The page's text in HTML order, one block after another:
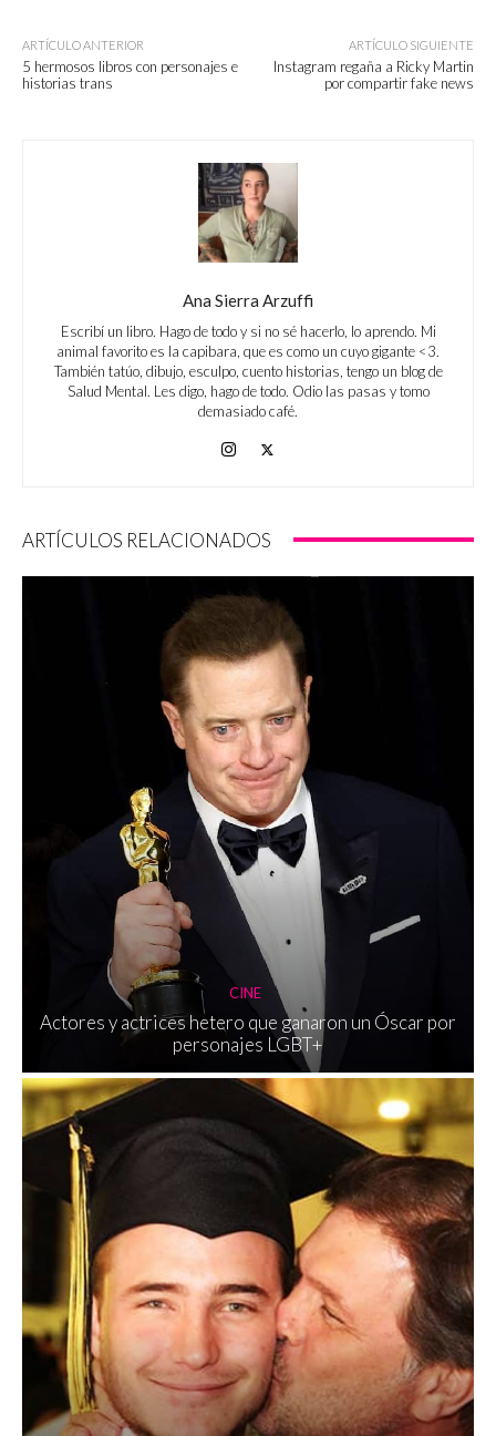
ARTÍCULO ANTERIOR
5 hermosos libros con personajes e
historias trans
ARTÍCULO SIGUIENTE
Instagram regaña a Ricky Martin
por compartir fake news
Ana Sierra Arzuffi
Escribí un libro. Hago de todo y si no sé hacerlo, lo aprendo. Mi
animal favorito es la capibara, que es como un cuyo gigante <3.
También tatúo, dibujo, esculpo, cuento historias, tengo un blog de
Salud Mental. Les digo, hago de todo. Odio las pasas y tomo
demasiado café.
ARTÍCULOS RELACIONADOS
CINE
Actores y actrices hetero que ganaron un Óscar por
personajes LGBT+